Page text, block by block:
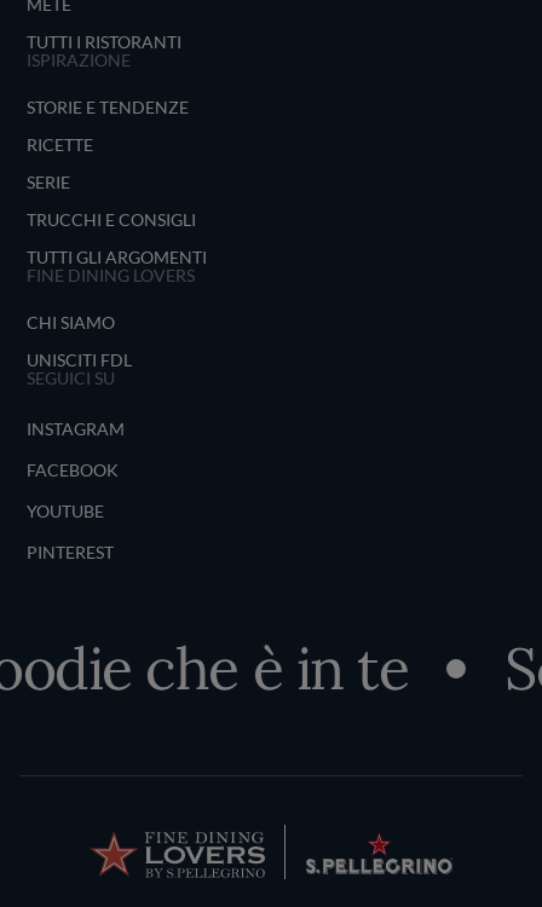
TUTTI I RISTORANTI
ISPIRAZIONE
STORIE E TENDENZE
RICETTE
SERIE
TRUCCHI E CONSIGLI
TUTTI GLI ARGOMENTI
FINE DINING LOVERS
CHI SIAMO
UNISCITI FDL
SEGUICI SU
INSTAGRAM
FACEBOOK
YOUTUBE
PINTEREST
che è in te